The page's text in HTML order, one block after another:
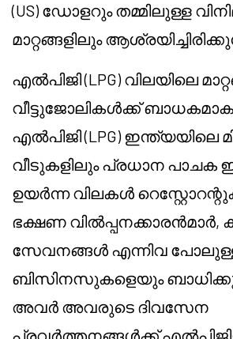
(US) ഡോളറും തമ്മിലുള്ള
മാറ്റങ്ങളിലും
എൽപിജി (LPG) വിലയിലെ
വീട്ടുജോലികൾക്ക്
എൽപിജി (LPG) ഇന്ത്യയിലെ
വീടുകളിലും പ്രധാന പാചക
ഉയർന്ന വിലകൾ
ഭക്ഷണ വിൽപ്പനക്കാരൻമാർ,
സേവനങ്ങൾ എന്നിവ
ബിസിനസുകളെയും
അവർ അവരുടെ ദിവസേന
പ്രവർത്തനങ്ങൾക്ക്